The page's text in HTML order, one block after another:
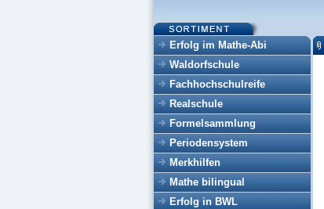
Erfolg im Mathe-Abi
Waldorfschule
Fachhochschulreife
Realschule
Formelsammlung
Periodensystem
Merkhilfen
Mathe bilingual
Erfolg in BWL